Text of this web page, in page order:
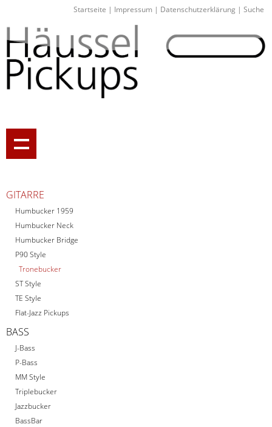
Startseite | Impressum | Datenschutzerklärung | Suche
GITARRE
Humbucker 1959
Humbucker Neck
Humbucker Bridge
P90 Style
Tronebucker
ST Style
TE Style
Flat-Jazz Pickups
BASS
J-Bass
P-Bass
MM Style
Triplebucker
Jazzbucker
BassBar